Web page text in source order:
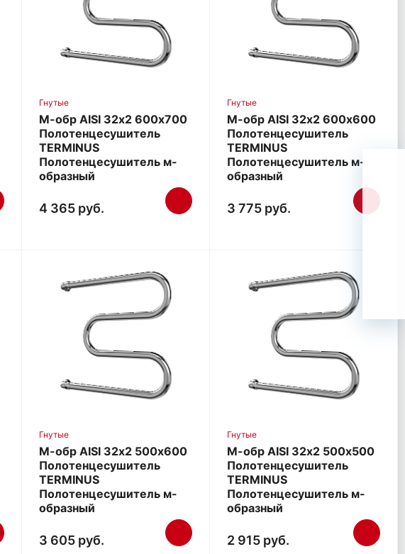
Гнутые
М-обр AISI 32х2 600х700
Полотенцесушитель
TERMINUS
Полотенцесушитель м-
образный
4 365 руб.
Гнутые
М-обр AISI 32х2 600х600
Полотенцесушитель
TERMINUS
Полотенцесушитель м-
образный
3 775 руб.
Гнутые
М-обр AISI 32х2 500х600
Полотенцесушитель
TERMINUS
Полотенцесушитель м-
образный
3 605 руб.
Гнутые
М-обр AISI 32х2 500х500
Полотенцесушитель
TERMINUS
Полотенцесушитель м-
образный
2 915 руб.